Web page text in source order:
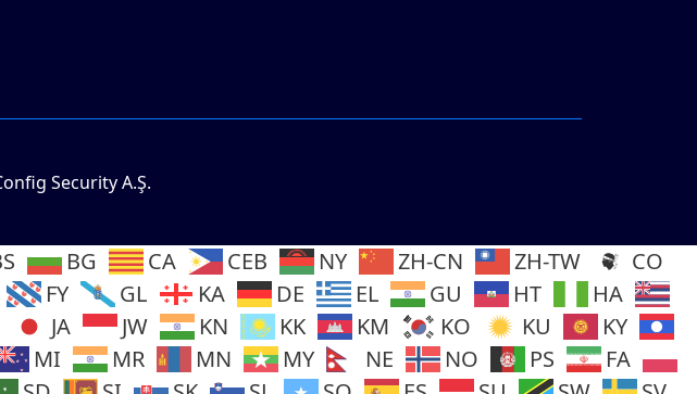
Security A.Ş.
BG CA CEB NY ZH-CN ZH-TW
CO
FY GL KA DE EL GU HT
HA
JA JW KN KK KM KO KU
KY
MI MR MN MY NE NO PS
FA